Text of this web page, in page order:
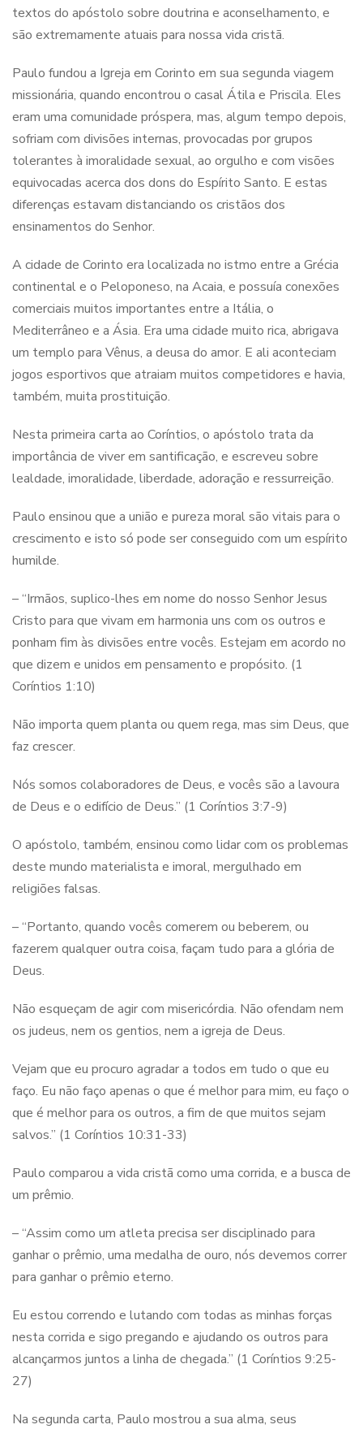
textos do apóstolo sobre doutrina e aconselhamento, e
são extremamente atuais para nossa vida cristã.
Paulo fundou a Igreja em Corinto em sua segunda viagem
missionária, quando encontrou o casal Átila e Priscila. Eles
eram uma comunidade próspera, mas, algum tempo depois,
sofriam com divisões internas, provocadas por grupos
tolerantes à imoralidade sexual, ao orgulho e com visões
equivocadas acerca dos dons do Espírito Santo. E estas
diferenças estavam distanciando os cristãos dos
ensinamentos do Senhor.
A cidade de Corinto era localizada no istmo entre a Grécia
continental e o Peloponeso, na Acaia, e possuía conexões
comerciais muitos importantes entre a Itália, o
Mediterrâneo e a Ásia. Era uma cidade muito rica, abrigava
um templo para Vênus, a deusa do amor. E ali aconteciam
jogos esportivos que atraiam muitos competidores e havia,
também, muita prostituição.
Nesta primeira carta ao Coríntios, o apóstolo trata da
importância de viver em santificação, e escreveu sobre
lealdade, imoralidade, liberdade, adoração e ressurreição.
Paulo ensinou que a união e pureza moral são vitais para o
crescimento e isto só pode ser conseguido com um espírito
humilde.
– “Irmãos, suplico-lhes em nome do nosso Senhor Jesus
Cristo para que vivam em harmonia uns com os outros e
ponham fim às divisões entre vocês. Estejam em acordo no
que dizem e unidos em pensamento e propósito. (1
Coríntios 1:10)
Não importa quem planta ou quem rega, mas sim Deus, que
faz crescer.
Nós somos colaboradores de Deus, e vocês são a lavoura
de Deus e o edifício de Deus.” (1 Coríntios 3:7-9)
O apóstolo, também, ensinou como lidar com os problemas
deste mundo materialista e imoral, mergulhado em
religiões falsas.
– “Portanto, quando vocês comerem ou beberem, ou
fazerem qualquer outra coisa, façam tudo para a glória de
Deus.
Não esqueçam de agir com misericórdia. Não ofendam nem
os judeus, nem os gentios, nem a igreja de Deus.
Vejam que eu procuro agradar a todos em tudo o que eu
faço. Eu não faço apenas o que é melhor para mim, eu faço o
que é melhor para os outros, a fim de que muitos sejam
salvos.” (1 Coríntios 10:31-33)
Paulo comparou a vida cristã como uma corrida, e a busca de
um prêmio.
– “Assim como um atleta precisa ser disciplinado para
ganhar o prêmio, uma medalha de ouro, nós devemos correr
para ganhar o prêmio eterno.
Eu estou correndo e lutando com todas as minhas forças
nesta corrida e sigo pregando e ajudando os outros para
alcançarmos juntos a linha de chegada.” (1 Coríntios 9:25-
27)
Na segunda carta, Paulo mostrou a sua alma, seus